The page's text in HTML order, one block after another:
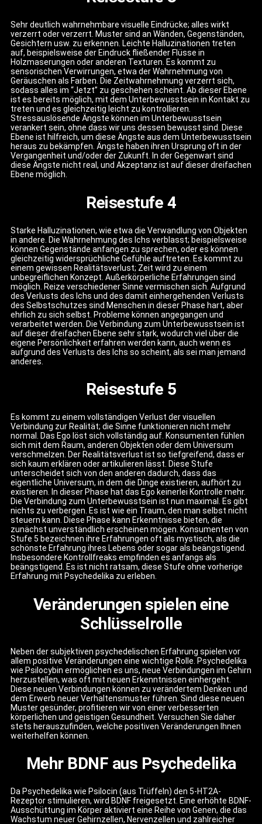
Sehr deutlich wahrnehmbare visuelle Eindrücke; alles wirkt
verzerrt oder verzerrt. Muster sind an Wänden, Gegenständen,
Gesichtern usw. zu erkennen. Leichte Halluzinationen treten
auf, beispielsweise der Eindruck fließender Flüsse in
Holzmaserungen oder anderen Texturen. Es kommt zu
sensorischen Verwirrungen, etwa der Wahrnehmung von
Geräuschen als Farben. Die Zeitwahrnehmung verzerrt sich,
sodass alles im “Jetzt” zu geschehen scheint. Ab dieser Ebene
ist es bereits möglich, mit dem Unterbewusstsein in Kontakt zu
treten und es gleichzeitig leicht zu kontrollieren.
Stressauslösende Ängste können im Unterbewusstsein
verankert sein, ohne dass wir uns dessen bewusst sind. Diese
Ebene ist hilfreich, um diese Ängste aus dem Unterbewusstsein
heraus zu bekämpfen. Ängste haben ihren Ursprung oft in der
Vergangenheit und/oder der Zukunft. In der Gegenwart sind
diese Ängste nicht real, und Akzeptanz ist auf dieser dreifachen
Ebene möglich.
Reisestufe 4
Starke Halluzinationen, wie etwa die Verwandlung von Objekten
in andere. Die Wahrnehmung des Ichs verblasst; beispielsweise
können Gegenstände anfangen zu sprechen, oder es können
gleichzeitig widersprüchliche Gefühle auftreten. Es kommt zu
einem gewissen Realitätsverlust; Zeit wird zu einem
unbegreiflichen Konzept. Außerkörperliche Erfahrungen sind
möglich. Reize verschiedener Sinne vermischen sich. Aufgrund
des Verlusts des Ichs und des damit einhergehenden Verlusts
des Selbstschutzes sind Menschen in dieser Phase hart, aber
ehrlich zu sich selbst. Probleme können angegangen und
verarbeitet werden. Die Verbindung zum Unterbewusstsein ist
auf dieser dreifachen Ebene sehr stark, wodurch viel über die
eigene Persönlichkeit erfahren werden kann, auch wenn es
aufgrund des Verlusts des Ichs so scheint, als sei man jemand
anderes.
Reisestufe 5
Es kommt zu einem vollständigen Verlust der visuellen
Verbindung zur Realität; die Sinne funktionieren nicht mehr
normal. Das Ego löst sich vollständig auf. Konsumenten fühlen
sich mit dem Raum, anderen Objekten oder dem Universum
verschmelzen. Der Realitätsverlust ist so tiefgreifend, dass er
sich kaum erklären oder artikulieren lässt. Diese Stufe
unterscheidet sich von den anderen dadurch, dass das
eigentliche Universum, in dem die Dinge existieren, aufhört zu
existieren. In dieser Phase hat das Ego keinerlei Kontrolle mehr.
Die Verbindung zum Unterbewusstsein ist nun maximal. Es gibt
nichts zu verbergen. Es ist wie ein Traum, den man selbst nicht
steuern kann. Diese Phase kann Erkenntnisse bieten, die
zunächst unverständlich erscheinen mögen. Konsumenten von
Stufe 5 bezeichnen ihre Erfahrungen oft als mystisch, als die
schönste Erfahrung ihres Lebens oder sogar als beängstigend.
Insbesondere Kontrollfreaks empfinden es anfangs als
beängstigend. Es ist nicht ratsam, diese Stufe ohne vorherige
Erfahrung mit Psychedelika zu erleben.
Veränderungen spielen eine
Schlüsselrolle
Neben der subjektiven psychedelischen Erfahrung spielen vor
allem positive Veränderungen eine wichtige Rolle. Psychedelika
wie Psilocybin ermöglichen es uns, neue Verbindungen im Gehirn
herzustellen, was oft mit neuen Erkenntnissen einhergeht.
Diese neuen Verbindungen können zu verändertem Denken und
dem Erwerb neuer Verhaltensmuster führen. Sind diese neuen
Muster gesünder, profitieren wir von einer verbesserten
körperlichen und geistigen Gesundheit. Versuchen Sie daher
stets herauszufinden, welche positiven Veränderungen Ihnen
weiterhelfen können.
Mehr BDNF aus Psychedelika
Da Psychedelika wie Psilocin (aus Trüffeln) den 5-HT2A-
Rezeptor stimulieren, wird BDNF freigesetzt. Eine erhöhte BDNF-
Ausschüttung im Körper aktiviert eine Reihe von Genen, die das
Wachstum neuer Gehirnzellen, Nervenzellen und zahlreicher